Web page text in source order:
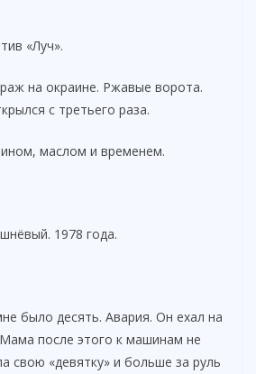
«Луч».
на окраине. Ржавые ворота.
с третьего раза.
маслом и временем.
1978 года.
было десять. Авария. Он ехал на
после этого к машинам не
свою «девятку» и больше за руль